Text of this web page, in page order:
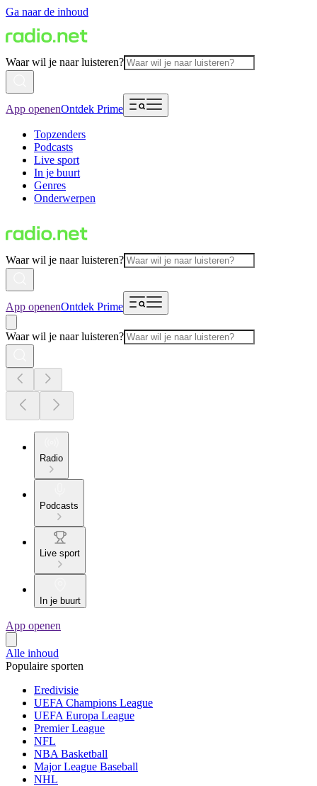
Ga naar de inhoud
Waar wil je naar luisteren?
App openenOntdek Prime
Topzenders
Podcasts
Live sport
In je buurt
Genres
Onderwerpen
Waar wil je naar luisteren?
App openenOntdek Prime
Waar wil je naar luisteren?
Radio
Podcasts
Live sport
In je buurt
App openen
Alle inhoud
Populaire sporten
Eredivisie
UEFA Champions League
UEFA Europa League
Premier League
NFL
NBA Basketball
Major League Baseball
NHL